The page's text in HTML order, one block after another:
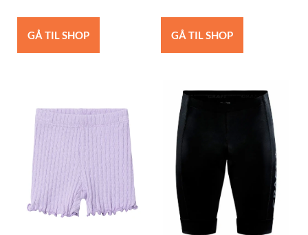
GÅ TIL SHOP GÅ TIL SHOP